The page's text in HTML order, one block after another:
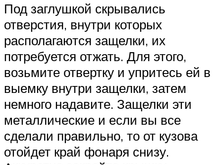
Под заглушкой скрывались
отверстия, внутри которых
располагаются защелки, их
потребуется отжать. Для этого,
возьмите отвертку и упритесь ей в
выемку внутри защелки, затем
немного надавите. Защелки эти
металлические и если вы все
сделали правильно, то от кузова
отойдет край фонаря снизу.